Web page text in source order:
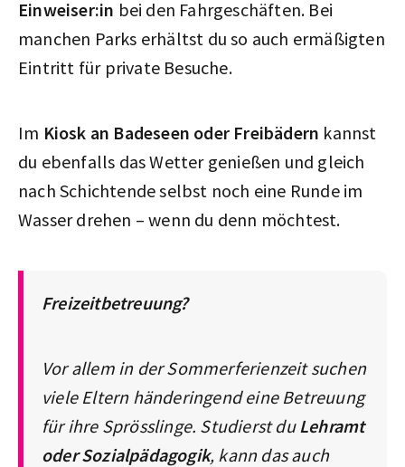
Einweiser:in bei den Fahrgeschäften. Bei
manchen Parks erhältst du so auch ermäßigten
Eintritt für private Besuche.
Im Kiosk an Badeseen oder Freibädern kannst
du ebenfalls das Wetter genießen und gleich
nach Schichtende selbst noch eine Runde im
Wasser drehen – wenn du denn möchtest.
Freizeitbetreuung?
Vor allem in der Sommerferienzeit suchen
viele Eltern händeringend eine Betreuung
für ihre Sprösslinge. Studierst duLehramt
oder Sozialpädagogik, kann das auch